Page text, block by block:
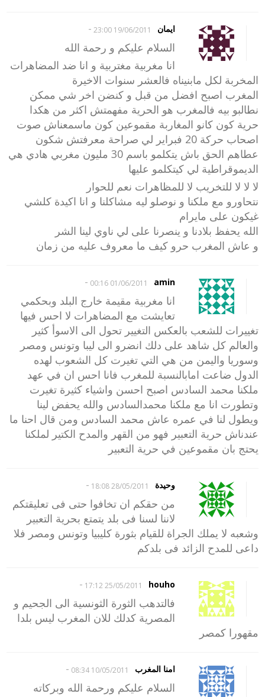
ايمان 19/06/2011 23:00
-
السلام عليكم و رحمة الله
انا مغربية مغتربية و انا ضد المضاهرات
المخربة لكل مابنيناه فالعشر سنوات الاخيرة
المغرب اصبح افضل من قبل و كنضن اخر شي ممكن
نطالبو بيه فالمغرب هو الحرية مفهمتش اكثر من هكدا
حرية كون كانو المغاربة مقموعين كون ماسمعناش صوت
اصحاب حركة 20 فبراير لي صراحة معرفتش شكون
عطاهم الحق باش يتكلمو باسم 30 مليون مغربي هادي هي
الديموقراطية لي كيتكلمو عليها
لا لا لا للتخريب لا للمظاهرات نعم للحوار
نتحاورو مع ملكنا و نوصلو ليه مشاكلنا و انا اكيدة كلشي
غيكون على مايرام
الله يحفظ بلادنا و ينصرنا على لي ناوي لينا الشر
و عاش المغرب حرو كيف ما معروف عليه من زمان
amin
01/06/2011 00:16
-
انا مغربية مقيمة خارج البلد وبحكمي
تعايشت مع المضاهرات لا احس فيها
تغييرات للشعب بالعكس التغيير تحول الى الاسوأ كثير
والعالم كل شاهد على دلك انضرو الى ليبا وتونس ومصر
وسوريا واليمن من هي التي تغيرت كل الشعوب لهده
الدول ضاعت امابالنسبة للمغرب فانا احس ان في عهد
ملكنا محمد السادس اصبح احسن واشياء كثيرة تغيرت
وتطورت انا مع ملكنا محمدالسادس والله يحفض لينا
ويطول لنا في عمره عاش محمد السادس ومن قال احنا ما
عندناش حرية التعبير فهو من القهر والمدح الكتير لملكنا
يحتج بان مقموعين في حرية التعبير
وحيدة 28/05/2011 18:08
-
من حقكم ان تخافوا حتى فى تعليقتكم
لاننا لسنا فى بلد يتمتع بحرية التعبير
وشعبه لا يملك الجراة للقيام بثورة كليبيا وتونس ومصر فلا
داعى للمدح الزائد فى بلدكم
houho
25/05/2011 17:12
-
فالتدهب الثورة الثونسية الى الجحيم و
المصرية كدلك للان المغرب ليس بلدا
مقهورا كمصر
امنا المغرب 10/05/2011 08:34
-
السلام عليكم ورحمة الله وبركاته